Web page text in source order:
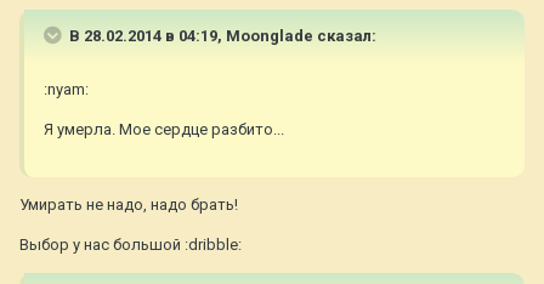
В 28.02.2014 в 04:19, Moonglade сказал:
:nyam:
Я умерла. Мое сердце разбито...
Умирать не надо, надо брать!
Выбор у нас большой :dribble: